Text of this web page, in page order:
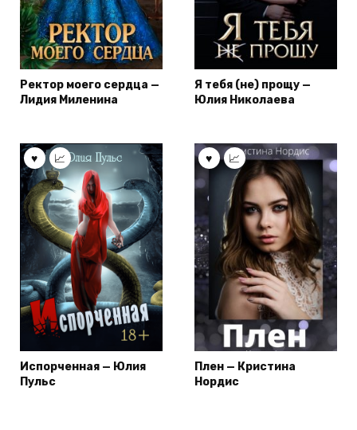
Ректор моего сердца —
Лидия Миленина
Я тебя (не) прощу —
Юлия Николаева
Испорченная — Юлия
Пульс
Плен — Кристина
Нордис